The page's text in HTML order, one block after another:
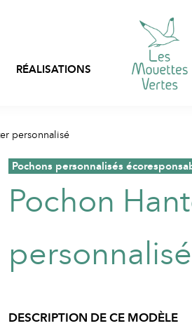
Vêtements professionnels
RÉALISATIONS
personnalisé
,Pochons personnalisés
Pochon
personnalisé
DESCRIPTION DE CE MODÈLE